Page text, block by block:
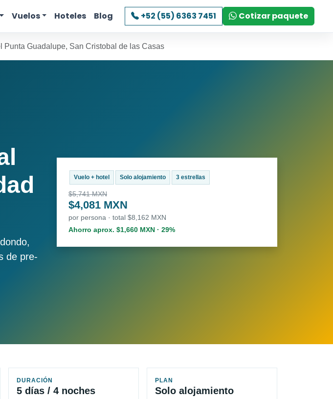
Vuelos Hoteles Blog +52 (55) 6363 7451 Cotizar paquete
Punta Guadalupe, San Cristobal de las Casas
de pre-
Vuelo + hotel Solo alojamiento 3 estrellas
$5,741 MXN
$4,081 MXN
por persona · total $8,162 MXN
Ahorro aprox. $1,660 MXN · 29%
DURACIÓN
5 días / 4 noches
PLAN
Solo alojamiento